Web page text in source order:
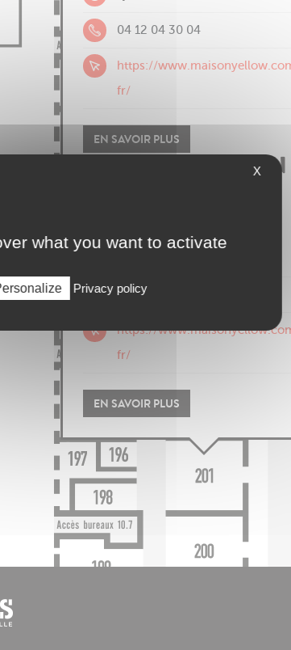
X
what you want to activate
Privacy policy